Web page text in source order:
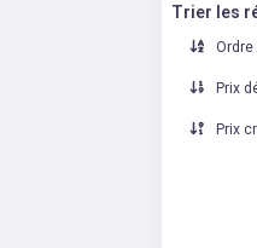
Trier les
Prix
Prix